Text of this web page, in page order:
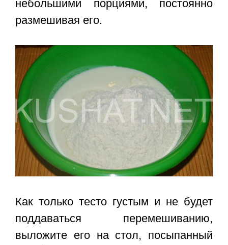
небольшими порциями, постоянно
размешивая его.
Как только тесто густым и не будет
поддаваться перемешиванию,
выложите его на стол, посыпанный